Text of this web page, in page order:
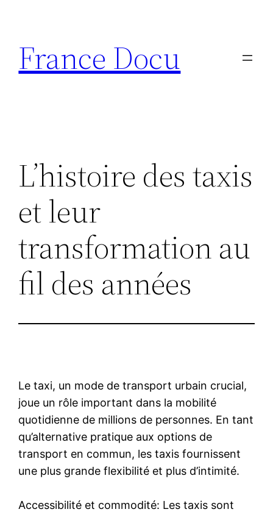
contenu
France Docu
L’histoire des taxis
et leur
transformation au
fil des années
Le taxi, un mode de transport urbain crucial,
joue un rôle important dans la mobilité
quotidienne de millions de personnes. En tant
qu’alternative pratique aux options de
transport en commun, les taxis fournissent
une plus grande flexibilité et plus d’intimité.
Accessibilité et commodité: Les taxis sont